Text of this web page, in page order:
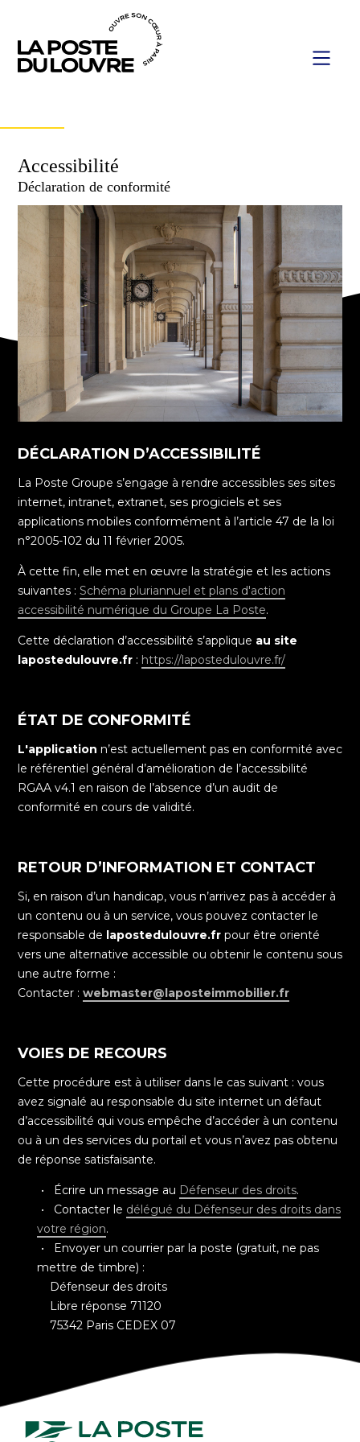
contenu
principal
MENU
Accessibilité
Déclaration de conformité
DÉCLARATION D’ACCESSIBILITÉ
La Poste Groupe s’engage à rendre accessibles ses sites
internet, intranet, extranet, ses progiciels et ses
applications mobiles conformément à l’article 47 de la loi
n°2005-102 du 11 février 2005.
À cette fin, elle met en œuvre la stratégie et les actions
suivantes : Schéma pluriannuel et plans d'action
accessibilité numérique du Groupe La Poste.
Cette déclaration d’accessibilité s’applique au site
lapostedulouvre.fr : https://lapostedulouvre.fr/
ÉTAT DE CONFORMITÉ
L'application n’est actuellement pas en conformité avec
le référentiel général d’amélioration de l’accessibilité
RGAA v4.1 en raison de l’absence d’un audit de
conformité en cours de validité.
RETOUR D’INFORMATION ET CONTACT
Si, en raison d’un handicap, vous n’arrivez pas à accéder à
un contenu ou à un service, vous pouvez contacter le
responsable de lapostedulouvre.fr pour être orienté
vers une alternative accessible ou obtenir le contenu sous
une autre forme :
Contacter : webmaster@laposteimmobilier.fr
VOIES DE RECOURS
Cette procédure est à utiliser dans le cas suivant : vous
avez signalé au responsable du site internet un défaut
d’accessibilité qui vous empêche d’accéder à un contenu
ou à un des services du portail et vous n’avez pas obtenu
de réponse satisfaisante.
Écrire un message au Défenseur des droits.
Contacter le délégué du Défenseur des droits dans
votre région.
Envoyer un courrier par la poste (gratuit, ne pas
mettre de timbre) :
Défenseur des droits
Libre réponse 71120
75342 Paris CEDEX 07